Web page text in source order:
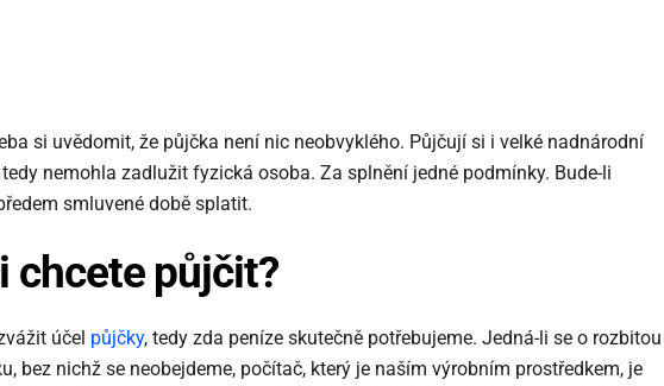
si uvědomit, že půjčka není nic neobvyklého. Půjčují si i velké nadnárodní
nemohla zadlužit fyzická osoba. Za splnění jedné podmínky. Bude-li
smluvené době splatit.
chcete půjčit?
účel půjčky, tedy zda peníze skutečně potřebujeme. Jedná-li se o rozbitou
bez nichž se neobejdeme, počítač, který je naším výrobním prostředkem, je